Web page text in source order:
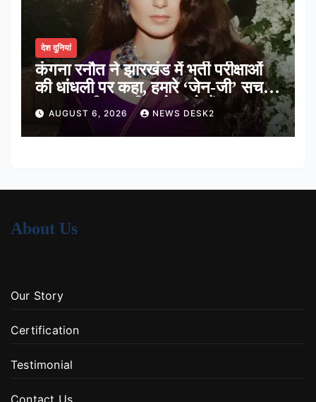
देश दुनियां
कंगना रनौत ने झारखंड में भर्ती परीक्षाओं
की धांधली पर कहा, हमारे ‘जेन-जी’ सच में
हर तरह की तकलीफ झेल रहे हैं
AUGUST 6, 2026 NEWS DESK2
About Us
Our Story
Certification
Testimonial
Contact Us